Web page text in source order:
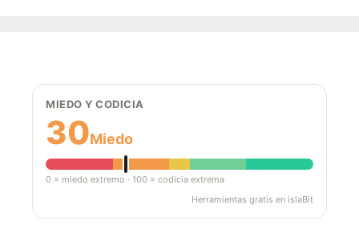
MIEDO Y CODICIA
30Miedo
0 = miedo extremo · 100 = codicia extrema
Herramientas gratis en islaBit